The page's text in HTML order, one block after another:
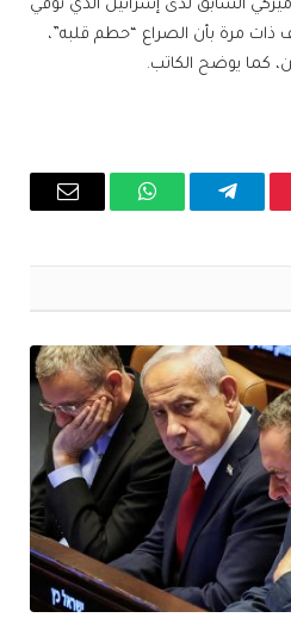
السابق لدى إسرائيل الذي توفي
ذات مرة بأن الصراع “حطم قلبه”،
كما يوضح الكاتب.
تيلقرام واتساب البريد